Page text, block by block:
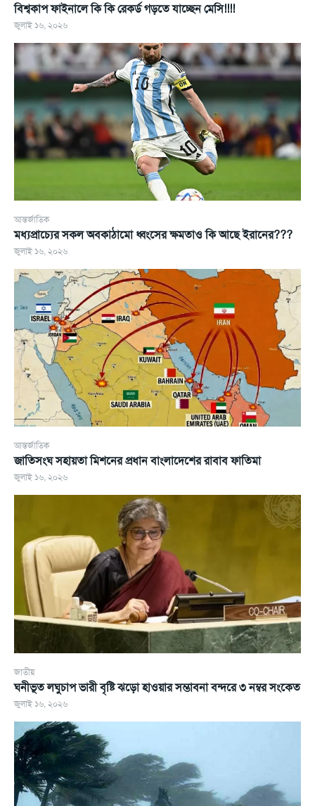
বিশ্বকাপ ফাইনালে কি কি রেকর্ড গড়তে যাচ্ছেন মেসি!!!!
জুলাই ১৬, ২০২৬
আন্তর্জাতিক
মধ্যপ্রাচ্যের সকল অবকাঠামো ধ্বংসের ক্ষমতাও কি আছে ইরানের???
জুলাই ১৬, ২০২৬
আন্তর্জাতিক
জাতিসংঘ সহায়তা মিশনের প্রধান বাংলাদেশের রাবাব ফাতিমা
জুলাই ১৬, ২০২৬
জাতীয়
ঘনীভূত লঘুচাপ ভারী বৃষ্টি ঝড়ো হাওয়ার সম্ভাবনা বন্দরে ৩ নম্বর সংকেত
জুলাই ১৬, ২০২৬